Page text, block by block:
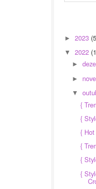
► 2023
▼ 2022
►
►
▼
{
{
{
{
{
{